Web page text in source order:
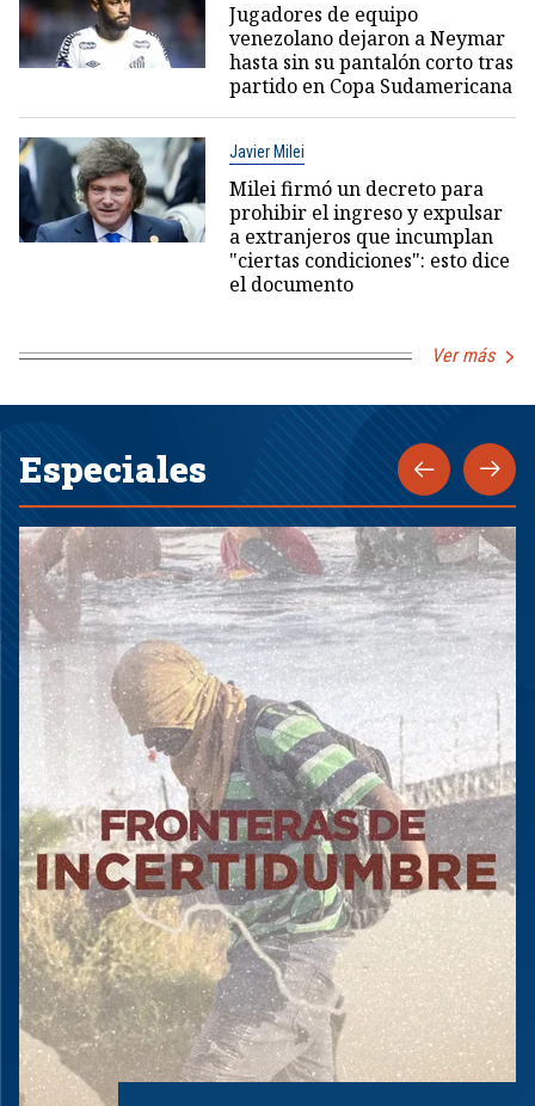
Jugadores de equipo
venezolano dejaron a Neymar
hasta sin su pantalón corto tras
partido en Copa Sudamericana
Javier Milei
Milei firmó un decreto para
prohibir el ingreso y expulsar
a extranjeros que incumplan
"ciertas condiciones": esto dice
el documento
Ver más
Especiales